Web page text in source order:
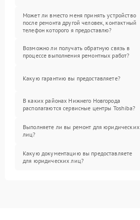
Может ли вместо меня принять устройство
после ремонта другой человек, контактный
телефон которого я предоставлю?
Возможно ли получать обратную связь в
процессе выполнения ремонтных работ?
Какую гарантию вы предоставляете?
В каких районах Нижнего Новгорода
располагаются сервисные центры Toshiba?
Выполняете ли вы ремонт для юридических
лиц?
Какую документацию вы предоставляете
для юридических лиц?